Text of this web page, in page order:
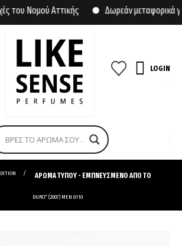
Νομού Αττικής Δωρεάν μεταφορικά για
LOGIN
ΑΡΩΜΑ ΤΥΠΟΥ - ΕΜΠΝΕΥΣΜΕΝΟ ΑΠΟ ΤΟ
DURO* (2007) MEN G110